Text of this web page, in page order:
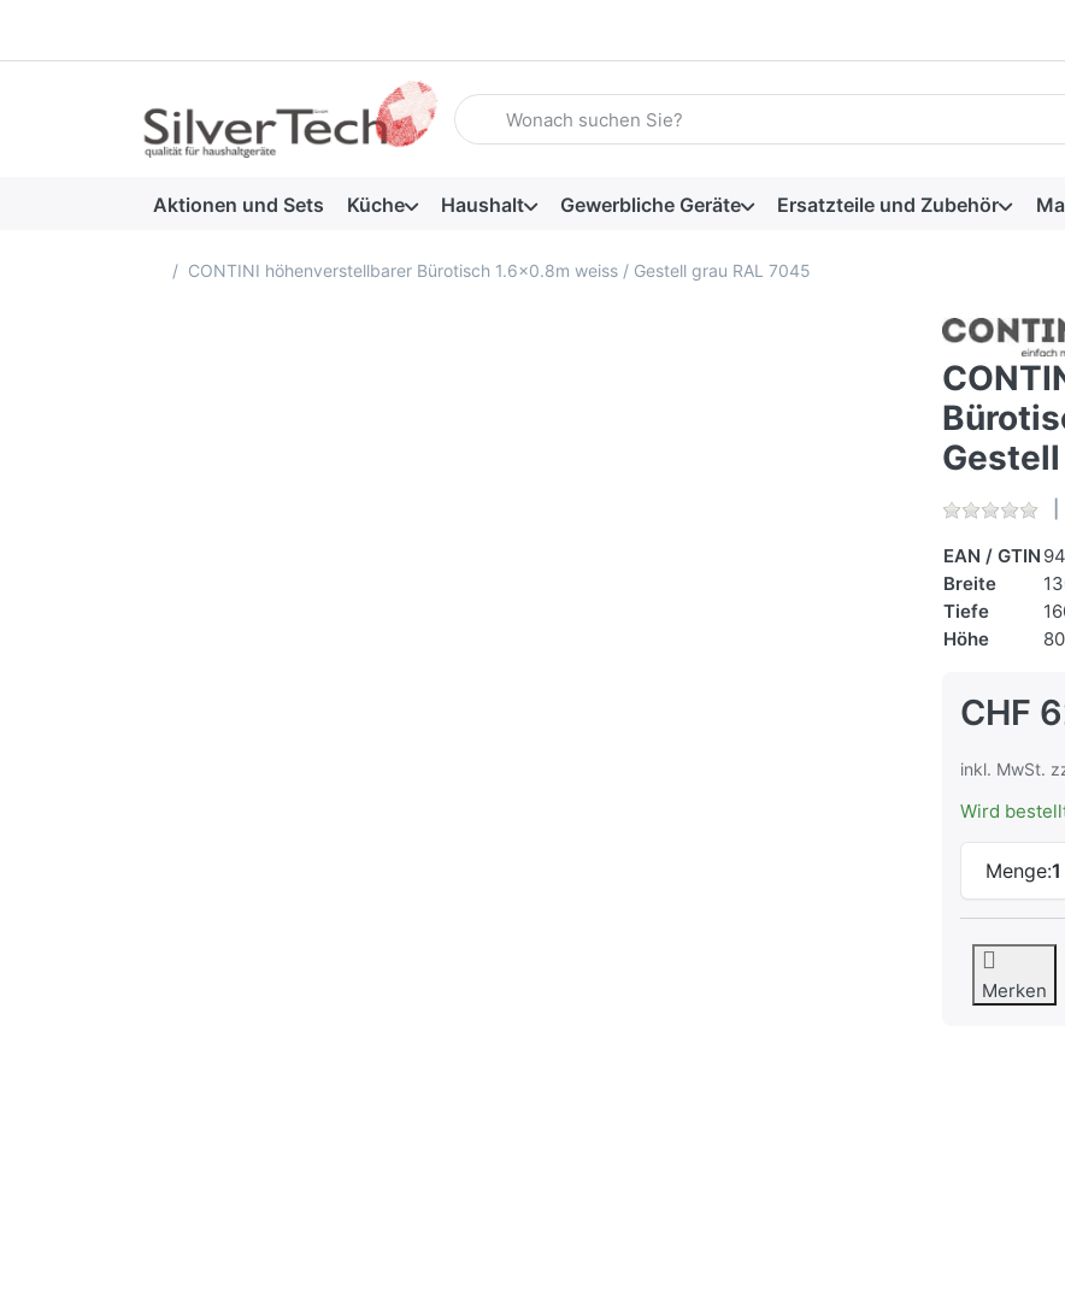
Geben Sie einen Suchbegriff ein. Während Sie tippen, erscheinen
Aktionen und Sets Küche Haushalt Gewerbliche Geräte Ersatzteile und Zubehör
Startseite
CONTINI höhenverstellbarer Bürotisch 1.6x0.8m weiss / Gestell grau RAL 7045
EAN / GTIN
Breite
Tiefe
Höhe
CHF
inkl. MwSt.
Wird
Menge:1
Merken